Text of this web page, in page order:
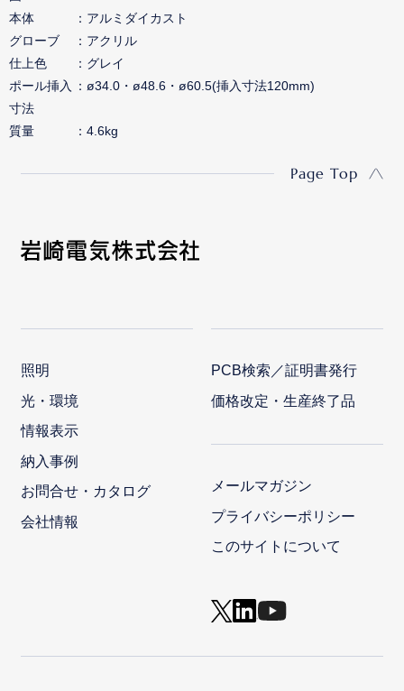
本体
アルミダイカスト
グローブ
アクリル
仕上色
グレイ
ポール挿入
寸法
ø34.0・ø48.6・ø60.5(挿入寸法120mm)
質量 4.6kg
Page Top
照明
光・環境
情報表示
納入事例
お問合せ・カタログ
会社情報
PCB検索／証明書発行
価格改定・生産終了品
メールマガジン
プライバシーポリシー
このサイトについて